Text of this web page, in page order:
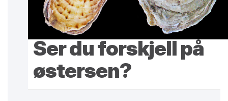
Ser du forskjell på
østersen?